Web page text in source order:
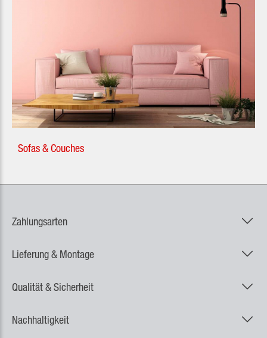
Sofas & Couches
Zahlungsarten
Lieferung & Montage
Qualität & Sicherheit
Nachhaltigkeit